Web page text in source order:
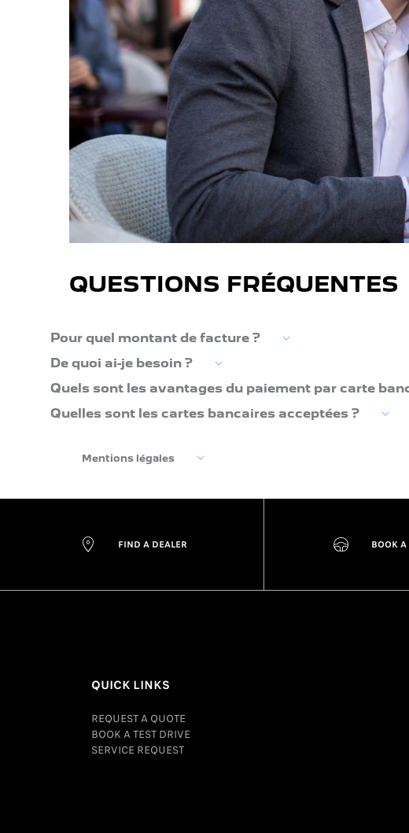
QUESTIONS FRÉQUENTES
Pour quel montant de facture ?
De quoi ai-je besoin ?
Quels sont les avantages du paiement par carte
Quelles sont les cartes bancaires acceptées ?
Mentions légales
FIND A DEALER BOOK A
QUICK LINKS
REQUEST A QUOTE
BOOK A TEST DRIVE
SERVICE REQUEST